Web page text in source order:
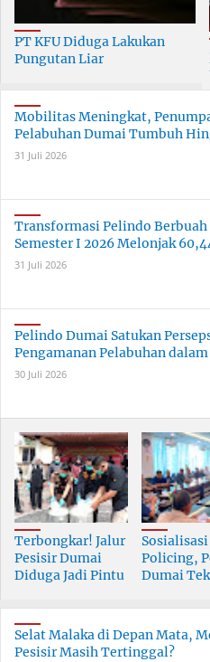
PT KFU Diduga Lakukan
Pungutan Liar
Dumai
Mobilitas Meningkat,
Pelabuhan Dumai Tumbuh
31 Juli 2026
Transformasi Pelindo Berbuah
Semester I 2026 Melonjak
31 Juli 2026
Pelindo Dumai Satukan
Pengamanan Pelabuhan
30 Juli 2026
Terbongkar! Jalur
Pesisir Dumai
Diduga Jadi Pintu
Skala Besar
Sosialisasi
Policing,
Dumai
Bersama
Selat Malaka di Depan Mata,
Pesisir Masih Tertinggal?